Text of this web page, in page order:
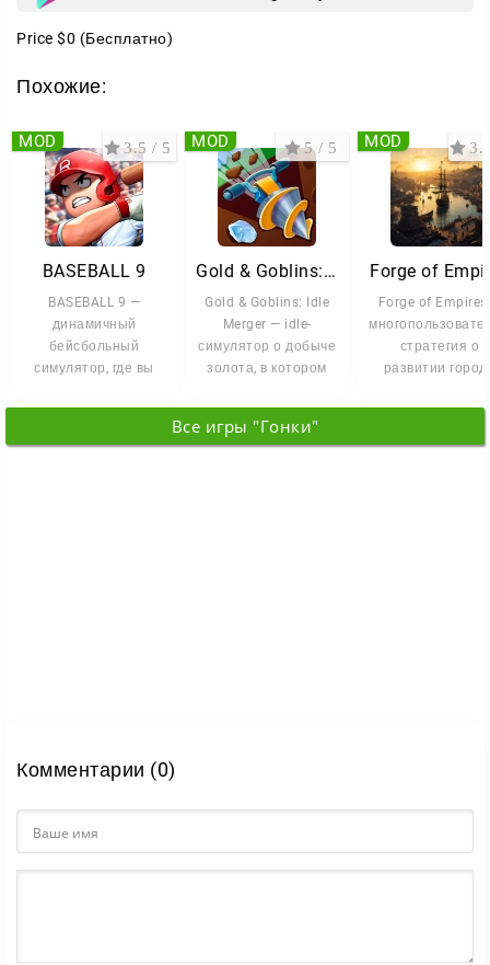
Price $0 (Бесплатно)
Похожие:
BASEBALL 9
BASEBALL 9 —
динамичный
бейсбольный
симулятор, где вы
управление команду
3.5 / 5
MOD
Gold & Goblins: Idle Merger
Gold & Goblins: Idle
Merger — idle-
симулятор о добыче
золота, в котором
5 / 5
MOD
Forge of
Forge of
стратегия о
развитии
Вы
MOD
Все игры "Гонки"
Комментарии (0)